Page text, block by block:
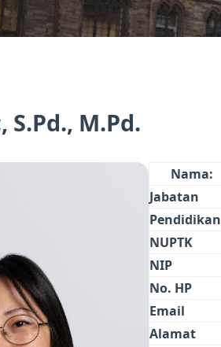
S.Pd., M.Pd.
Nama:
Jabatan
Pendidikan
NUPTK
NIP
No. HP
Email
Alamat